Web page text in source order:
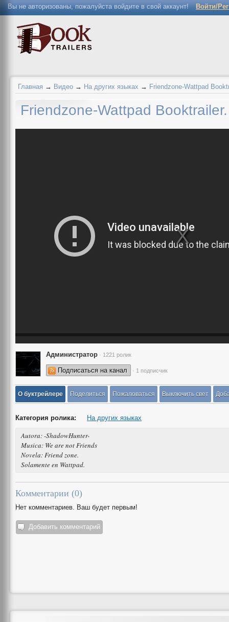
Вы не авторизованы, пожалуйста войдите в свой аккаунт! Войти/
Главная → Видео → На других языках → Friendzone-Wattpad
Friendzone-Wattpad Booktrailer.
Администратор · 1221 ролик
Подписаться на канал · 1 подписчик
О буктрейлере Поделиться Пожаловаться Выключить свет
Категория ролика: На других языках
Autora: -ShadowHunter-
Musica: We are not Friends
Novela: Friend zone.
Solamente en Wattpad.
Комментарии (0)
Нет комментариев. Ваш будет первым!
Добавить комментарий